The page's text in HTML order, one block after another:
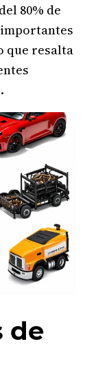
80% de
que resalta
de